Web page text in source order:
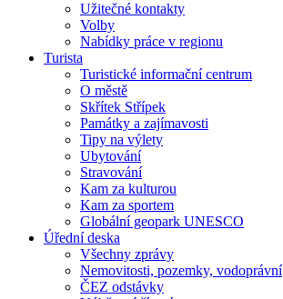
Užitečné kontakty
Volby
Nabídky práce v regionu
Turista
Turistické informační centrum
O městě
Skřítek Střípek
Památky a zajímavosti
Tipy na výlety
Ubytování
Stravování
Kam za kulturou
Kam za sportem
Globální geopark UNESCO
Úřední deska
Všechny zprávy
Nemovitosti, pozemky, vodoprávní
ČEZ odstávky